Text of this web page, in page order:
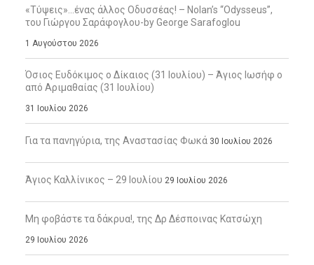
«Τύψεις»…ένας άλλος Οδυσσέας! – Nolan’s “Odysseus”,
του Γιώργου Σαράφογλου-by George Sarafoglou
1 Αυγούστου 2026
Όσιος Ευδόκιμος ο Δίκαιος (31 Ιουλίου) – Άγιος Ιωσήφ ο
από Αριμαθαίας (31 Ιουλίου)
31 Ιουλίου 2026
Για τα πανηγύρια, της Αναστασίας Φωκά 30 Ιουλίου 2026
Άγιος Καλλίνικος – 29 Ιουλίου 29 Ιουλίου 2026
Μη φοβάστε τα δάκρυα!, της Δρ Δέσποινας Κατσώχη
29 Ιουλίου 2026